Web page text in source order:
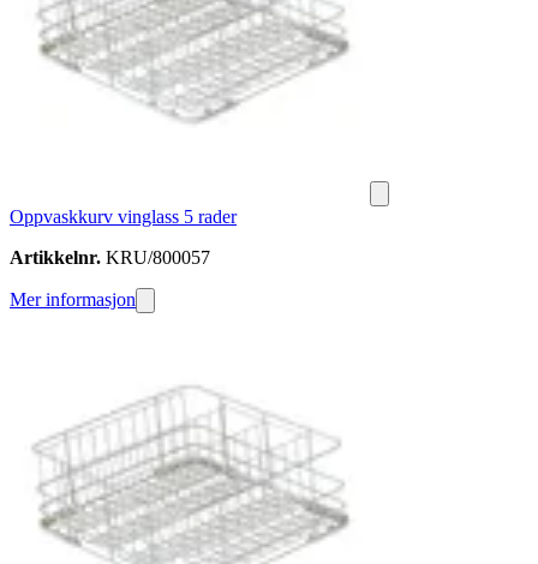
Oppvaskkurv vinglass 5 rader
Artikkelnr. KRU/800057
Mer informasjon